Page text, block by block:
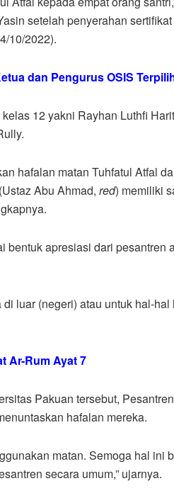
setelah penyerahan
10/2022).
dan Pengurus OSIS
12 yakni Rayhan Luthfi
hafalan matan Tuhfatul Atfal
Abu Ahmad, red) memiliki
bentuk apresiasi dari pesantren
luar (negeri) atau untuk hal-hal
Ar-Rum Ayat 7
Pakuan tersebut,
hafalan mereka.
matan. Semoga hal ini
secara umum,” ujarnya.